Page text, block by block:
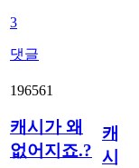
3
댓글
196561
캐시가 왜
없어지죠.?
캐
시